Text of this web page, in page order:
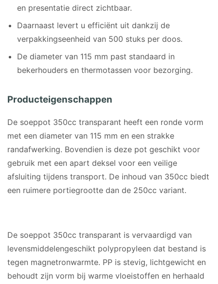
en presentatie direct zichtbaar.
Daarnaast levert u efficiënt uit dankzij de
verpakkingseenheid van 500 stuks per doos.
De diameter van 115 mm past standaard in
bekerhouders en thermotassen voor bezorging.
Producteigenschappen
De soeppot 350cc transparant heeft een ronde vorm
met een diameter van 115 mm en een strakke
randafwerking. Bovendien is deze pot geschikt voor
gebruik met een apart deksel voor een veilige
afsluiting tijdens transport. De inhoud van 350cc biedt
een ruimere portiegrootte dan de 250cc variant.
De soeppot 350cc transparant is vervaardigd van
levensmiddelengeschikt polypropyleen dat bestand is
tegen magnetronwarmte. PP is stevig, lichtgewicht en
behoudt zijn vorm bij warme vloeistoffen en herhaald